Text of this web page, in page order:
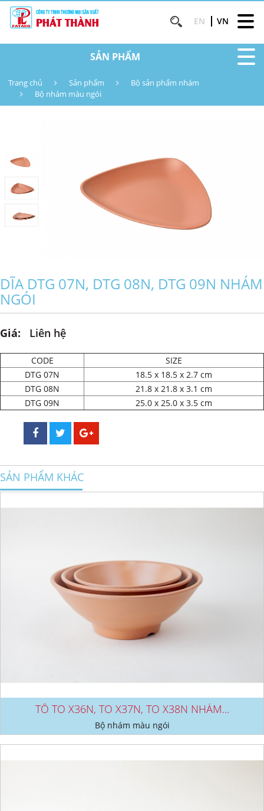
EN VN
SẢN PHẨM
Trang chủ Sản phẩm
Bộ sản phẩm nhám
Bộ nhám màu ngói
DĨA DTG 07N, DTG 08N, DTG 09N NHÁM
NGÓI
Giá: Liên hệ
CODE
SIZE
DTG 07N
18.5 x 18.5 x 2.7 cm
DTG 08N
21.8 x 21.8 x 3.1 cm
DTG 09N
25.0 x 25.0 x 3.5 cm
SẢN PHẨM KHÁC
TÔ TO X36N, TO X37N, TO X38N NHÁM...
Bộ nhám màu ngói